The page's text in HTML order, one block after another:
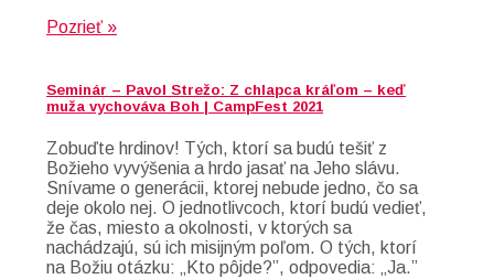
Pozrieť »
Seminár – Pavol Strežo: Z chlapca kráľom – keď
muža vychováva Boh | CampFest 2021
Zobuďte hrdinov! Tých, ktorí sa budú tešiť z
Božieho vyvýšenia a hrdo jasať na Jeho slávu.
Snívame o generácii, ktorej nebude jedno, čo sa
deje okolo nej. O jednotlivcoch, ktorí budú vedieť,
že čas, miesto a okolnosti, v ktorých sa
nachádzajú, sú ich misijným poľom. O tých, ktorí
na Božiu otázku: „Kto pôjde?”, odpovedia: „Ja.”